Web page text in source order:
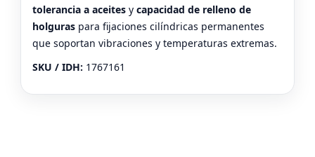
tolerancia a aceites y capacidad de relleno de
holguras para fijaciones cilíndricas permanentes
que soportan vibraciones y temperaturas extremas.
SKU / IDH: 1767161